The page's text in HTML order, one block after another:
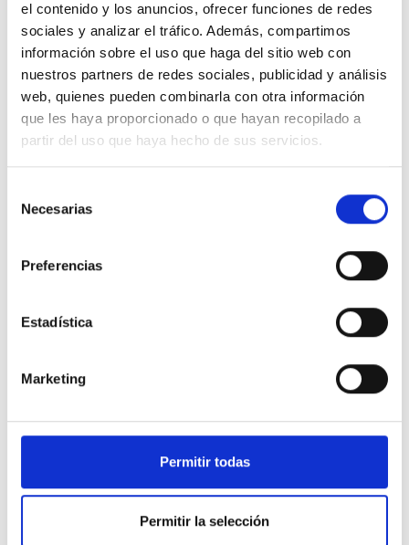
el contenido y los anuncios, ofrecer funciones de redes
sociales y analizar el tráfico. Además, compartimos
información sobre el uso que haga del sitio web con
nuestros partners de redes sociales, publicidad y análisis
web, quienes pueden combinarla con otra información
que les haya proporcionado o que hayan recopilado a
partir del uso que haya hecho de sus servicios.
Necesarias
Preferencias
Estadística
Marketing
Permitir todas
Permitir la selección
SOLDADURA FORTA
BRO Cu 30 Ag
SOLDADURA FORTA
BRO Cu 30 Ag RECUBIERTA
BRO Cu 34 Ag BRO Cu 34 Ag RECUBIERTA
1 2 3 … 8 9 10